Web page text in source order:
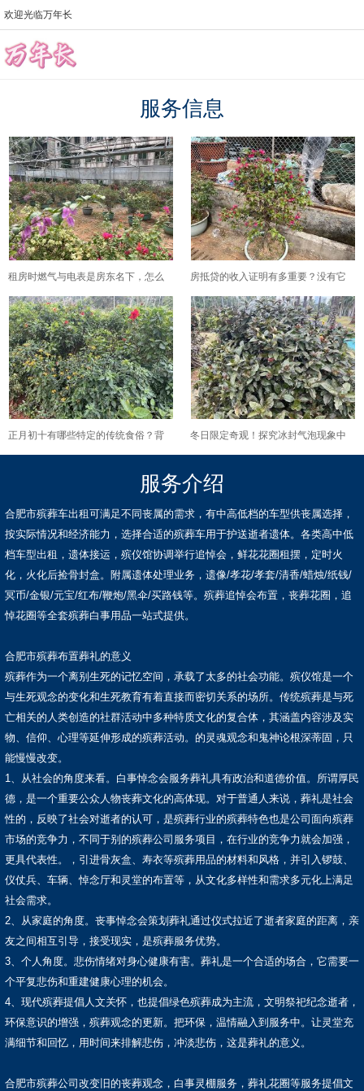
欢迎光临万年长
服务信息
租房时燃气与电表是房东名下，怎么
确认账单对应哪段用量、避免跨周期
扯皮？
房抵贷的收入证明有多重要？没有它
你的贷款额度直接砍半
正月初十有哪些特定的传统食俗？背
后有什么美好的寓意？
冬日限定奇观！探究冰封气泡现象中
的物理与化学奥秘
服务介绍
合肥市殡葬车出租可满足不同丧属的需求，有中高低档的车型供丧属选择，
按实际情况和经济能力，选择合适的殡葬车用于护送逝者遗体。各类高中低
档车型出租，遗体接运，殡仪馆协调举行追悼会，鲜花花圈租摆，定时火
化，火化后捡骨封盒。附属遗体处理业务，遗像/孝花/孝套/清香/蜡烛/纸钱/
冥币/金银/元宝/红布/鞭炮/黑伞/买路钱等。殡葬追悼会布置，丧葬花圈，追
悼花圈等全套殡葬白事用品一站式提供。
合肥市殡葬布置葬礼的意义
殡葬作为一个离别生死的记忆空间，承载了太多的社会功能。殡仪馆是一个
与生死观念的变化和生死教育有着直接而密切关系的场所。传统殡葬是与死
亡相关的人类创造的社群活动中多种特质文化的复合体，其涵盖内容涉及实
物、信仰、心理等延伸形成的殡葬活动。的灵魂观念和鬼神论根深蒂固，只
能慢慢改变。
1、从社会的角度来看。白事悼念会服务葬礼具有政治和道德价值。所谓厚民
德，是一个重要公众人物丧葬文化的高体现。对于普通人来说，葬礼是社会
性的，反映了社会对逝者的认可，是殡葬行业的殡葬特色也是公司面向殡葬
市场的竞争力，不同于别的殡葬公司服务项目，在行业的竞争力就会加强，
更具代表性。，引进骨灰盒、寿衣等殡葬用品的材料和风格，并引入锣鼓、
仪仗兵、车辆、悼念厅和灵堂的布置等，从文化多样性和需求多元化上满足
社会需求。
2、从家庭的角度。丧事悼念会策划葬礼通过仪式拉近了逝者家庭的距离，亲
友之间相互引导，接受现实，是殡葬服务优势。
3、个人角度。悲伤情绪对身心健康有害。葬礼是一个合适的场合，它需要一
个平复悲伤和重建健康心理的机会。
4、现代殡葬提倡人文关怀，也提倡绿色殡葬成为主流，文明祭祀纪念逝者，
环保意识的增强，殡葬观念的更新。把环保，温情融入到服务中。让灵堂充
满细节和回忆，用时间来排解悲伤，冲淡悲伤，这是葬礼的意义。
合肥市殡葬公司改变旧的丧葬观念，白事灵棚服务，葬礼花圈等服务提倡文